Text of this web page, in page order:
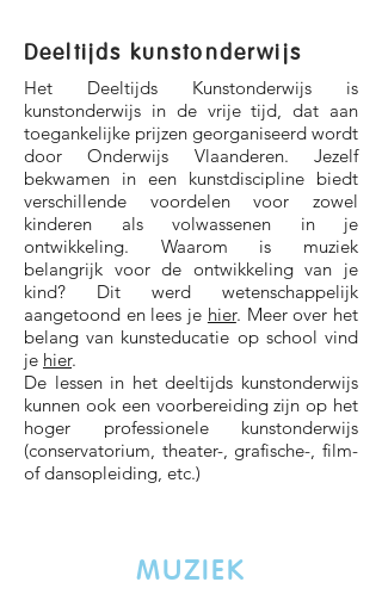
Deeltijds kunstonderwijs
Het Deeltijds Kunstonderwijs is
kunstonderwijs in de vrije tijd, dat aan
toegankelijke prijzen georganiseerd wordt
door Onderwijs Vlaanderen. Jezelf
bekwamen in een kunstdiscipline biedt
verschillende voordelen voor zowel
kinderen als volwassenen in je
ontwikkeling. Waarom is muziek
belangrijk voor de ontwikkeling van je
kind? Dit werd wetenschappelijk
aangetoond en lees je hier. Meer over het
belang van kunsteducatie op school vind
je hier.
De lessen in het deeltijds kunstonderwijs
kunnen ook een voorbereiding zijn op het
hoger professionele kunstonderwijs
(conservatorium, theater-, grafische-, film-
of dansopleiding, etc.)
MUZIEK